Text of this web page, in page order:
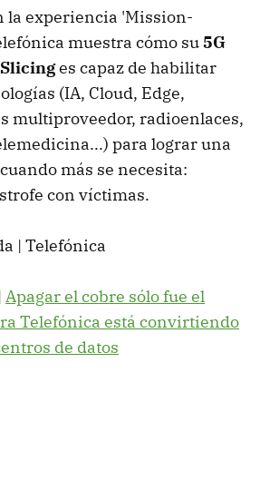
la experiencia 'Mission-
muestra cómo su5G
es capaz de habilitar
(IA, Cloud, Edge,
multiproveedor, radioenlaces,
para lograr una
más se necesita:
con víctimas.
| Telefónica
Apagar el cobre sólo fue el
Telefónica está convirtiendo
de datos